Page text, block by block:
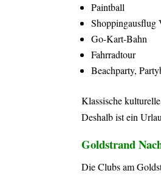
Paintball
Shoppingausflug
Go-Kart-Bahn
Fahrradtour
Beachparty,
Klassische
Deshalb ist ein
Goldstrand
Die Clubs am